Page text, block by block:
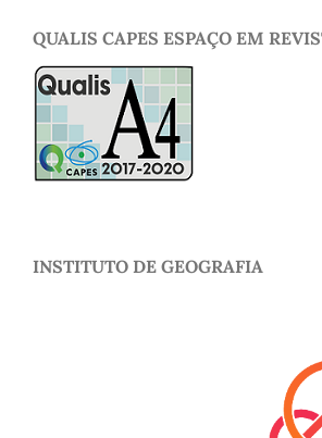
QUALIS CAPES ESPAÇO EM
INSTITUTO DE GEOGRAFIA